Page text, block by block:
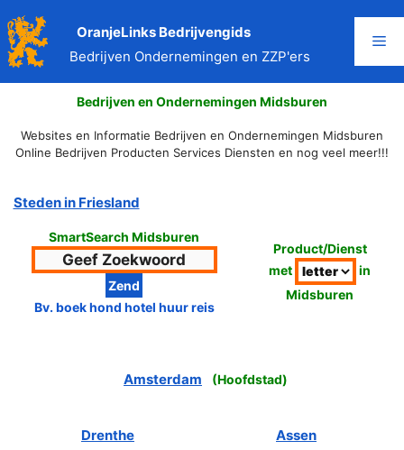
naar
de
inhoud
OranjeLinks Bedrijvengids
Bedrijven Ondernemingen en ZZP'ers
Bedrijven en Ondernemingen Midsburen
Websites en Informatie Bedrijven en Ondernemingen Midsburen
Online Bedrijven Producten Services Diensten en nog veel meer!!!
Steden in Friesland
SmartSearch Midsburen
Bv. boek hond hotel huur reis
Product/Dienst
met
in
Midsburen
Amsterdam (Hoofdstad)
Drenthe Assen